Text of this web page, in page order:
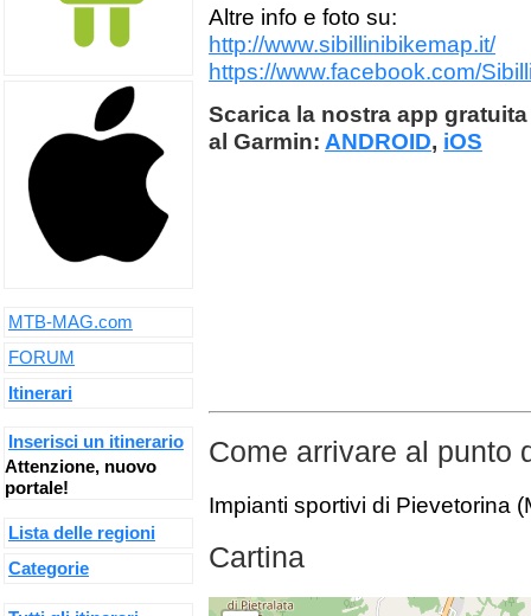
Altre info e foto su:
http://www.sibillinibikemap.it/
https://www.facebook.com/
Scarica la nostra app
al Garmin: ANDROID, iOS
Come arrivare al punto
Impianti sportivi di Pievetorina
Cartina
MTB-MAG.com
FORUM
Itinerari
Inserisci un itinerario
Attenzione, nuovo
portale!
Lista delle regioni
Categorie